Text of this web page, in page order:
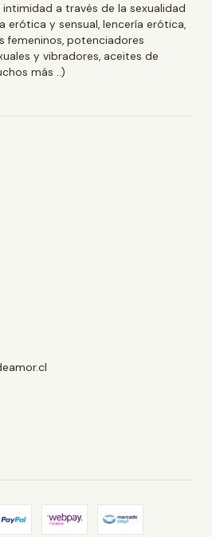
a través de la sexualidad
erótica y sensual, lencería erótica,
femeninos, potenciadores
y vibradores, aceites de
más ..)